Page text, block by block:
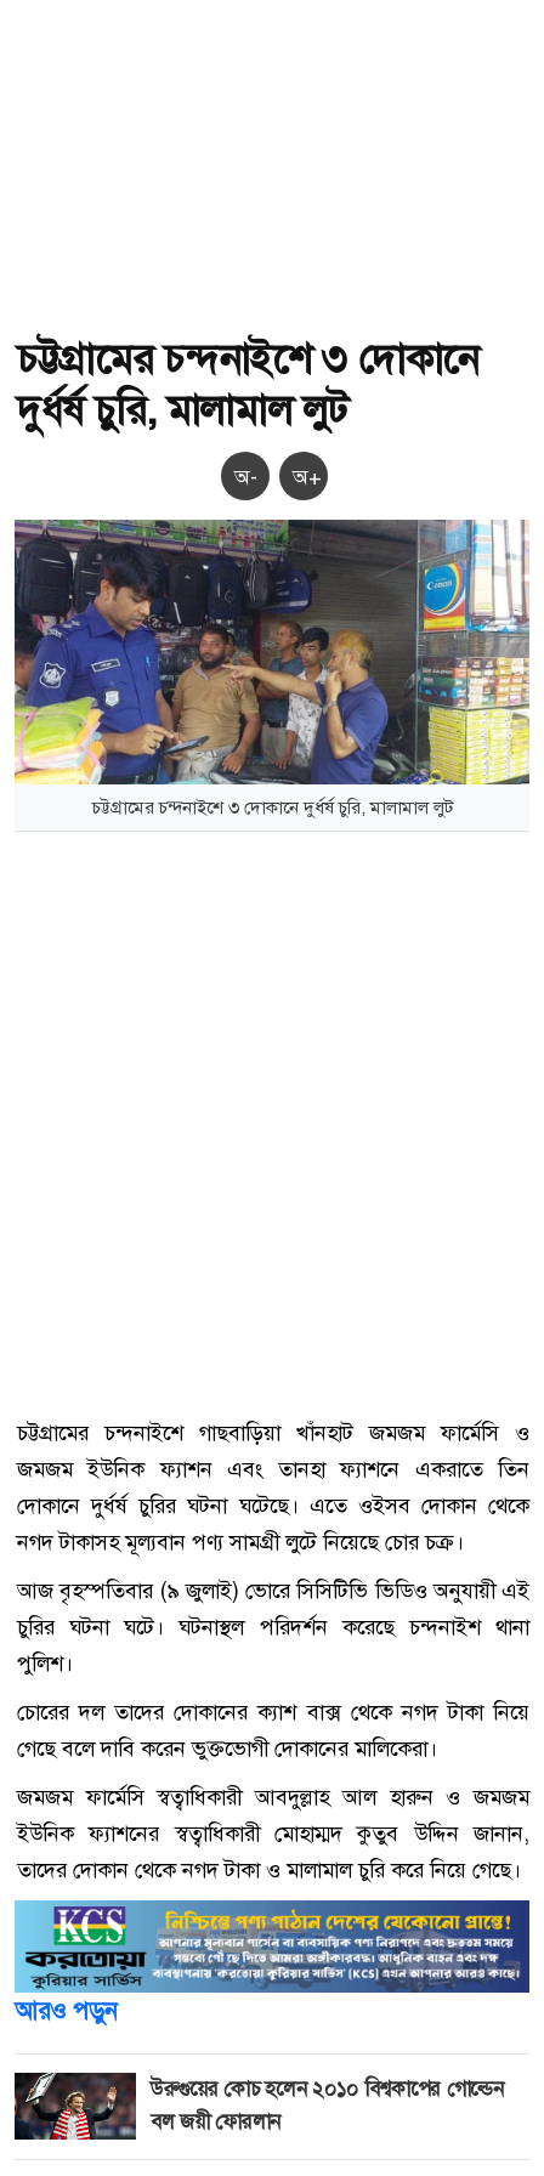
চট্টগ্রামের চন্দনাইশে ৩ দোকানে
দুর্ধর্ষ চুরি, মালামাল লুট
অ- অ+
চট্টগ্রামের চন্দনাইশে ৩ দোকানে দুর্ধর্ষ চুরি, মালামাল লুট
চট্টগ্রামের চন্দনাইশে গাছবাড়িয়া খাঁনহাট জমজম ফার্মেসি ও
জমজম ইউনিক ফ্যাশন এবং তানহা ফ্যাশনে একরাতে তিন
দোকানে দুর্ধর্ষ চুরির ঘটনা ঘটেছে। এতে ওইসব দোকান থেকে
নগদ টাকাসহ মূল্যবান পণ্য সামগ্রী লুটে নিয়েছে চোর চক্র।
আজ বৃহস্পতিবার (৯ জুলাই) ভোরে সিসিটিভি ভিডিও অনুযায়ী এই
চুরির ঘটনা ঘটে। ঘটনাস্থল পরিদর্শন করেছে চন্দনাইশ থানা
পুলিশ।
চোরের দল তাদের দোকানের ক্যাশ বাক্স থেকে নগদ টাকা নিয়ে
গেছে বলে দাবি করেন ভুক্তভোগী দোকানের মালিকেরা।
জমজম ফার্মেসি স্বত্বাধিকারী আবদুল্লাহ আল হারুন ও জমজম
ইউনিক ফ্যাশনের স্বত্বাধিকারী মোহাম্মদ কুতুব উদ্দিন জানান,
তাদের দোকান থেকে নগদ টাকা ও মালামাল চুরি করে নিয়ে গেছে।
আরও পড়ুন
উরুগুয়ের কোচ হলেন ২০১০ বিশ্বকাপের গোল্ডেন
বল জয়ী ফোরলান